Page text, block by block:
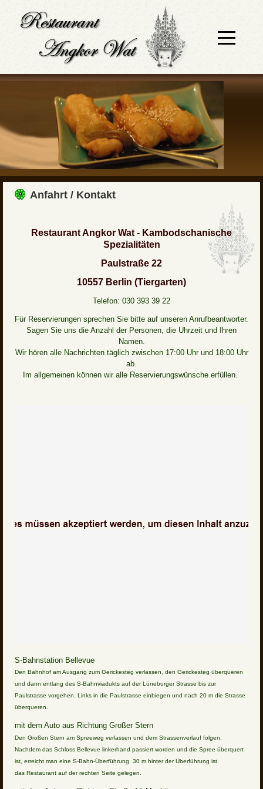
Off-
Anfahrt / Kontakt
Restaurant Angkor Wat - Kambodschanische
Spezialitäten
Paulstraße 22
10557 Berlin (Tiergarten)
Telefon: 030 393 39 22
Für Reservierungen sprechen Sie bitte auf unseren Anrufbeantworter.
Sagen Sie uns die Anzahl der Personen, die Uhrzeit und Ihren
Namen.
Wir hören alle Nachrichten täglich zwischen 17:00 Uhr und 18:00 Uhr
ab.
Im allgemeinen können wir alle Reservierungswünsche erfüllen.
S-Bahnstation Bellevue
Den Bahnhof am Ausgang zum Gerickesteg verlassen, den Gerickesteg überqueren
und dann entlang des S-Bahnviadukts auf der Lüneburger Strasse bis zur
Paulstrasse vorgehen. Links in die Paulstrasse einbiegen und nach 20 m die Strasse
überqueren.
mit dem Auto aus Richtung Großer Stern
Den Großen Stern am Spreeweg verlassen und dem Strassenverlauf folgen.
Nachdem das Schloss Bellevue linkerhand passiert worden und die Spree überquert
ist, erreicht man eine S-Bahn-Überführung. 30 m hinter der Überführung ist
das Restaurant auf der rechten Seite gelegen.